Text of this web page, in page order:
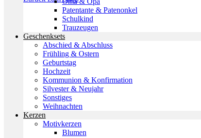
Patentante & Patenonkel
Schulkind
Trauzeugen
Geschenksets
Abschied & Abschluss
Frühling & Ostern
Geburtstag
Hochzeit
Kommunion & Konfirmation
Silvester & Neujahr
Sonstiges
Weihnachten
Kerzen
Motivkerzen
Blumen